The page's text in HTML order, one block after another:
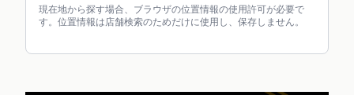
現在地から探す場合、ブラウザの位置情報の使用許可が必要で
す。位置情報は店舗検索のためだけに使用し、保存しません。